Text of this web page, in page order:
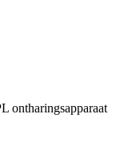
ontharingsapparaat